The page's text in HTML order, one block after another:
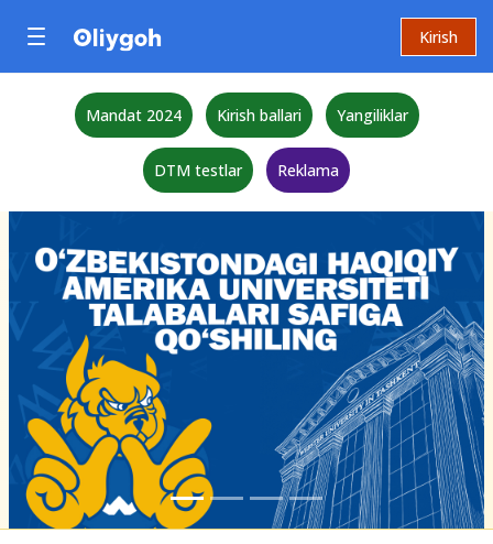
Kirish
Mandat 2024 Kirish ballari Yangiliklar
DTM testlar Reklama